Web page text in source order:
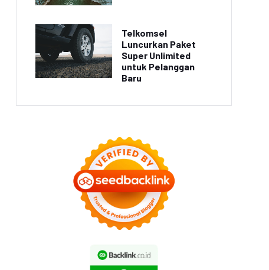
Bambang Minta Izin
Bangun Perumahan di
Pasar Properti Indonesia
Tetap Stabil di Tengah
Telkomsel
Luncurkan Paket
Super Unlimited
untuk Pelanggan
Baru